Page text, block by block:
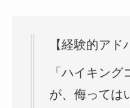
【経験的アド
「ハイキン
が、侮っては